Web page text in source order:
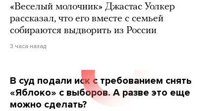
«Веселый молочник» Джастас Уолкер
рассказал, что его вместе с семьей
собираются выдворить из России
3 часа назад
В суд подали иск с требованием снять
«Яблоко» с выборов. А разве это еще
можно сделать?